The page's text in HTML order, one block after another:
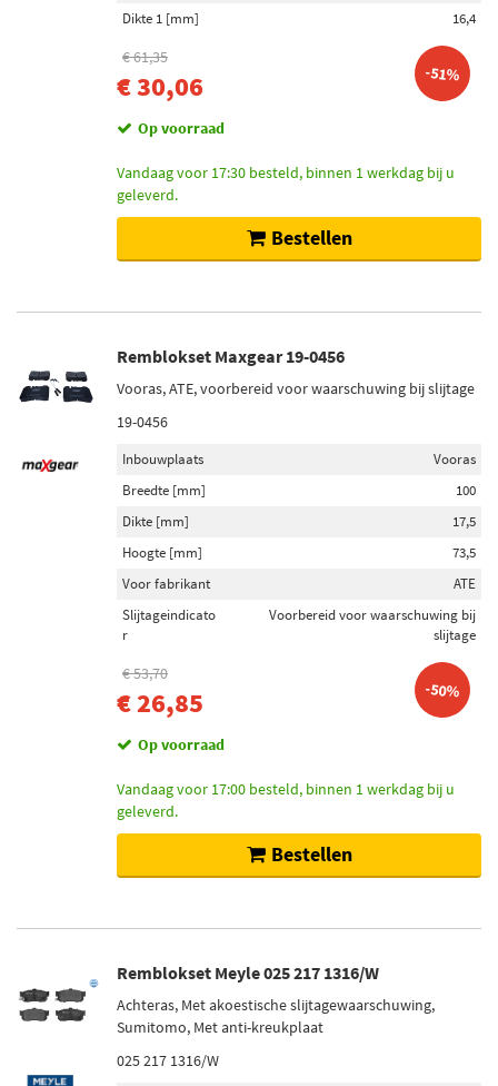
Dikte 1 [mm] 16,4
€ 61,35
€ 30,06 -51%
Op voorraad
Vandaag voor 17:30 besteld, binnen 1 werkdag bij u
geleverd.
Bestellen
Remblokset Maxgear 19-0456
Vooras, ATE, voorbereid voor waarschuwing bij slijtage
19-0456
Inbouwplaats
Vooras
Breedte [mm]
100
Dikte [mm]
17,5
Hoogte [mm]
73,5
Voor fabrikant
ATE
Slijtageindicato
r
Voorbereid voor waarschuwing bij
slijtage
€ 53,70
€ 26,85 -50%
Op voorraad
Vandaag voor 17:00 besteld, binnen 1 werkdag bij u
geleverd.
Bestellen
Remblokset Meyle 025 217 1316/W
Achteras, Met akoestische slijtagewaarschuwing,
Sumitomo, Met anti-kreukplaat
025 217 1316/W